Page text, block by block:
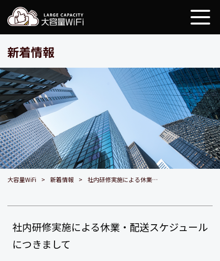
新着情報
大容量WiFi 新着情報 社内研修実施による休業・配送スケジュールにつきまして
社内研修実施による休業・配送スケジュール
につきまして